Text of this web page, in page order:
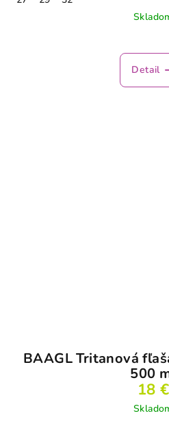
Detail
BAAGL Tritanová
500
18 €